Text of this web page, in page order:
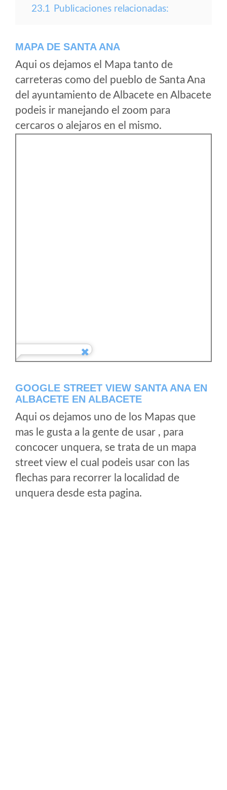
23.1 Publicaciones relacionadas:
MAPA DE SANTA ANA
Aqui os dejamos el Mapa tanto de
carreteras como del pueblo de Santa Ana
del ayuntamiento de Albacete en Albacete
podeis ir manejando el zoom para
cercaros o alejaros en el mismo.
GOOGLE STREET VIEW SANTA ANA EN
ALBACETE EN ALBACETE
Aqui os dejamos uno de los Mapas que
mas le gusta a la gente de usar , para
concocer unquera, se trata de un mapa
street view el cual podeis usar con las
flechas para recorrer la localidad de
unquera desde esta pagina.